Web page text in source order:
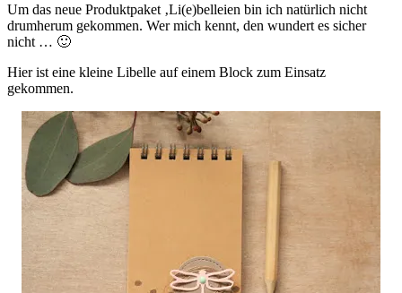
Um das neue Produktpaket ‚Li(e)belleien bin ich natürlich nicht
drumherum gekommen. Wer mich kennt, den wundert es sicher
nicht … 🙂
Hier ist eine kleine Libelle auf einem Block zum Einsatz
gekommen.